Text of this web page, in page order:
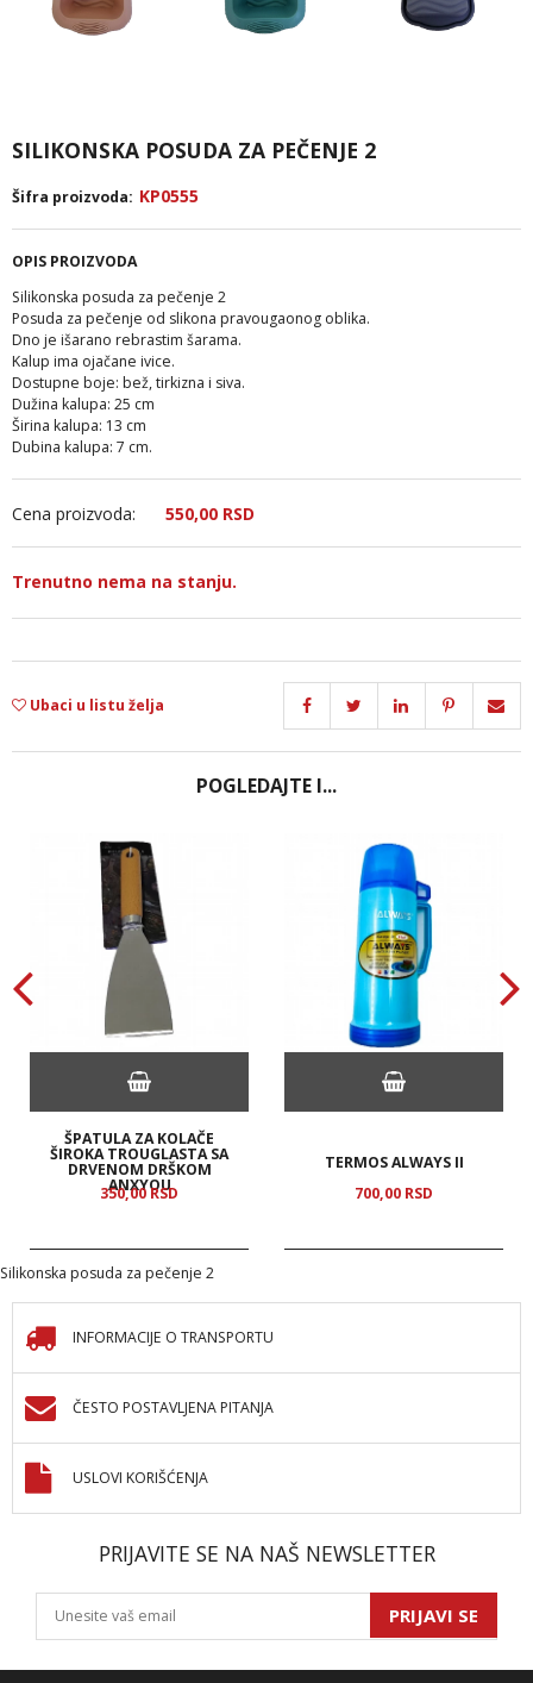
SILIKONSKA POSUDA ZA PEČENJE 2
Šifra proizvoda: KP0555
OPIS PROIZVODA
Silikonska posuda za pečenje 2
Posuda za pečenje od slikona pravougaonog oblika.
Dno je išarano rebrastim šarama.
Kalup ima ojačane ivice.
Dostupne boje: bež, tirkizna i siva.
Dužina kalupa: 25 cm
Širina kalupa: 13 cm
Dubina kalupa: 7 cm.
Cena proizvoda: 550,00 RSD
Trenutno nema na stanju.
Ubaci u listu želja
POGLEDAJTE I...
ŠPATULA ZA KOLAČE
ŠIROKA TROUGLASTA SA
DRVENOM DRŠKOM
ANXYOU
350,00RSD
TERMOS ALWAYS II
700,00 RSD
Silikonska posuda za pečenje 2
INFORMACIJE O TRANSPORTU
ČESTO POSTAVLJENA PITANJA
USLOVI KORIŠĆENJA
PRIJAVITE SE NA NAŠ NEWSLETTER
PRIJAVI SE